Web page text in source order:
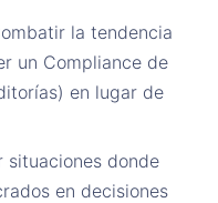
la tendencia
un Compliance de
en lugar de
situaciones donde
en decisiones